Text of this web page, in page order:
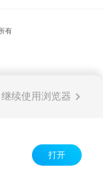
有
继续使用浏览器
打开